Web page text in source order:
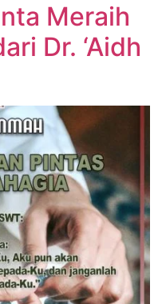
Meraih
Dr. ‘Aidh